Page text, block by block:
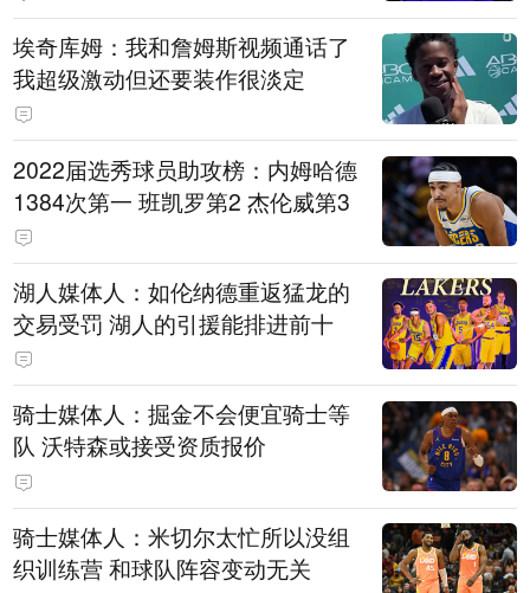
埃奇库姆：我和詹姆斯视频通话了
我超级激动但还要装作很淡定
2022届选秀球员助攻榜：内姆哈德
1384次第一 班凯罗第2 杰伦威第3
湖人媒体人：如伦纳德重返猛龙的
交易受罚 湖人的引援能排进前十
骑士媒体人：掘金不会便宜骑士等
队 沃特森或接受资质报价
骑士媒体人：米切尔太忙所以没组
织训练营 和球队阵容变动无关